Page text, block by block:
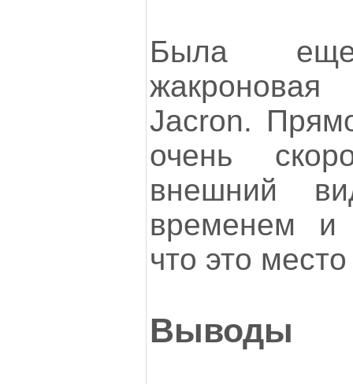
Была
Jacron.
очень
внешний
временем и
что это место
Выводы